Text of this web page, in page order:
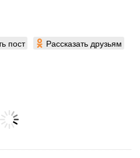
пост Рассказать друзьям